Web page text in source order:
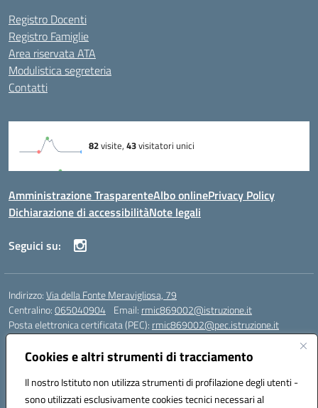
Cookies e altri strumenti di tracciamento
Il nostro Istituto non utilizza strumenti di profilazione degli utenti -
sono utilizzati esclusivamente cookies tecnici necessari al
Registro Docenti
Registro Famiglie
Area riservata ATA
Modulistica segreteria
Contatti
Amministrazione TrasparenteAlbo onlinePrivacy Policy
Dichiarazione di accessibilitàNote legali
Seguici su:
Indirizzo:Via della Fonte Meravigliosa, 79
Centralino:065040904 Email: rmic869002@istruzione.it
Posta elettronica certificata (PEC): rmic869002@pec.istruzione.it
Codice fiscale: 97197090588
Codice meccanografico: RMIC869002
Codice Indice delle Pubbliche Amministrazioni (IPA): istsc_rmic869002
Codice unico di fatturazione (CUF): UFRHFP